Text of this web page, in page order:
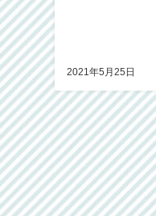
2021年5月25日